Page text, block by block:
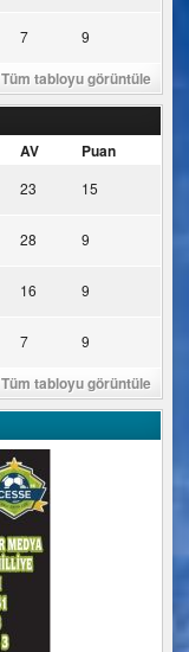
7 9
Tüm tabloyu görüntüle
AV Puan
23 15
28 9
16 9
7 9
Tüm tabloyu görüntüle